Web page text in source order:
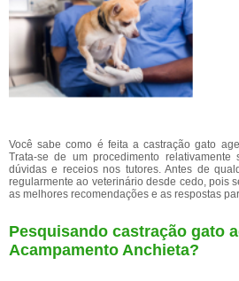
Você sabe como é feita a castração gato
Trata-se de um procedimento
dúvidas e receios nos tutores. Antes de
regularmente ao veterinário desde cedo, pois
as melhores recomendações e as respostas
Pesquisando castração gato
Acampamento Anchieta?